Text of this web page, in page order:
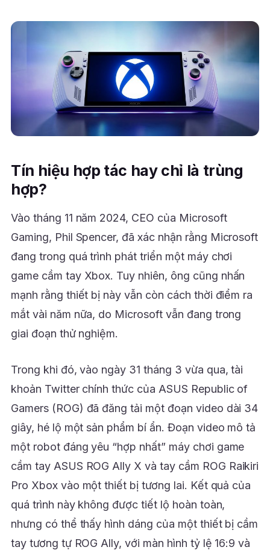
Tín hiệu hợp tác hay chỉ là trùng
hợp?
Vào tháng 11 năm 2024, CEO của Microsoft
Gaming, Phil Spencer, đã xác nhận rằng Microsoft
đang trong quá trình phát triển một máy chơi
game cầm tay Xbox. Tuy nhiên, ông cũng nhấn
mạnh rằng thiết bị này vẫn còn cách thời điểm ra
mắt vài năm nữa, do Microsoft vẫn đang trong
giai đoạn thử nghiệm.
Trong khi đó, vào ngày 31 tháng 3 vừa qua, tài
khoản Twitter chính thức của ASUS Republic of
Gamers (ROG) đã đăng tải một đoạn video dài 34
giây, hé lộ một sản phẩm bí ẩn. Đoạn video mô tả
một robot đáng yêu “hợp nhất” máy chơi game
cầm tay ASUS ROG Ally X và tay cầm ROG Raikiri
Pro Xbox vào một thiết bị tương lai. Kết quả của
quá trình này không được tiết lộ hoàn toàn,
nhưng có thể thấy hình dáng của một thiết bị cầm
tay tương tự ROG Ally, với màn hình tỷ lệ 16:9 và